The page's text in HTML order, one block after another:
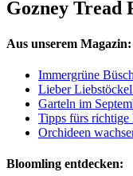
Gozney Tread
Aus unserem Magazin:
Immergrüne
Lieber
Garteln im
Tipps fürs richtige
Orchideen
Bloomling entdecken: